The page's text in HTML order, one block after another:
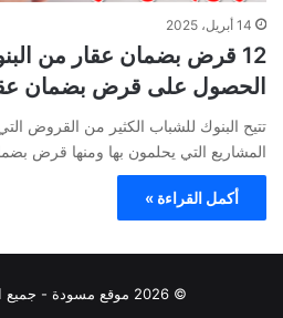
14 أبريل، 2025
الحصول على قرض بضمان
تتيح البنوك للشباب الكثير من القروض
المشاريع التي يحلمون بها ومنها قرض
أكمل القراءة »
© 2026 موقع مسودة - جميع الحقوق محفوظة ♥